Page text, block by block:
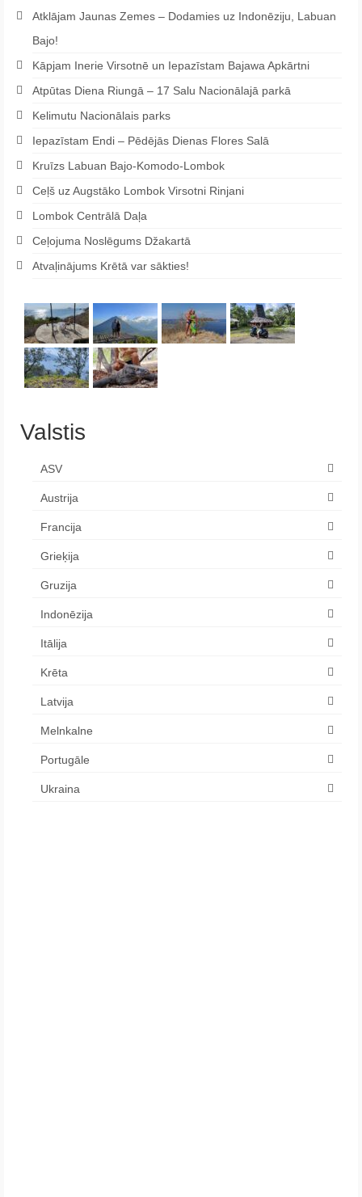
Atklājam Jaunas Zemes – Dodamies uz Indonēziju, Labuan
Bajo!
Kāpjam Inerie Virsotnē un Iepazīstam Bajawa Apkārtni
Atpūtas Diena Riungā – 17 Salu Nacionālajā parkā
Kelimutu Nacionālais parks
Iepazīstam Endi – Pēdējās Dienas Flores Salā
Kruīzs Labuan Bajo-Komodo-Lombok
Ceļš uz Augstāko Lombok Virsotni Rinjani
Lombok Centrālā Daļa
Ceļojuma Noslēgums Džakartā
Atvaļinājums Krētā var sākties!
Valstis
ASV
Austrija
Francija
Grieķija
Gruzija
Indonēzija
Itālija
Krēta
Latvija
Melnkalne
Portugāle
Ukraina